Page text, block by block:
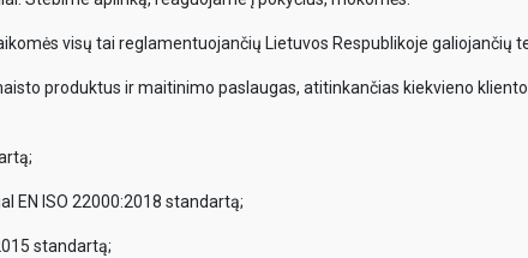
visų tai reglamentuojančių Lietuvos Respublikoje galiojančių
produktus ir maitinimo paslaugas, atitinkančias kiekvieno
EN ISO 22000:2018 standartą;
standartą;